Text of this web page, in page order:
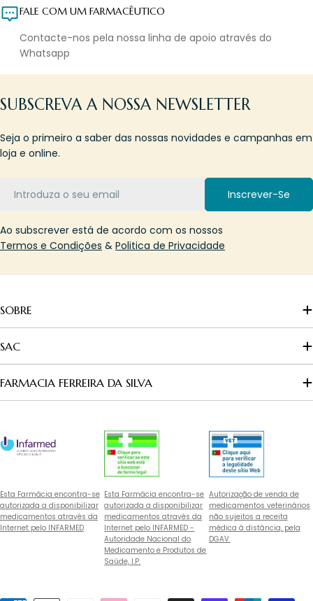
FALE COM UM FARMACÊUTICO
Contacte-nos pela nossa linha de apoio através do
Whatsapp
SUBSCREVA A NOSSA NEWSLETTER
Seja o primeiro a saber das nossas novidades e campanhas em
loja e online.
Inscrever-Se
Ao subscrever está de acordo com os nossos
Termos e Condições & Politica de Privacidade
SOBRE
SAC
FARMACIA FERREIRA DA SILVA
Esta Farmácia encontra-se
autorizada a disponibilizar
medicamentos através da
Internet pelo INFARMED
Esta Farmácia encontra-se
autorizada a disponibilizar
medicamentos através da
Internet pelo INFARMED -
Autoridade Nacional do
Medicamento e Produtos de
Saúde, I.P.
Autorização de venda de
medicamentos veterinários
não sujeitos a receita
médica à distância, pela
DGAV.